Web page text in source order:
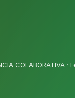
COLABORATIVA ·